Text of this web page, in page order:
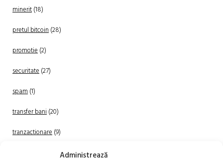
Administrează
minerit(18)
pretul bitcoin(28)
promotie(2)
securitate(27)
spam(1)
transfer bani(20)
tranzactionare(9)
(20)